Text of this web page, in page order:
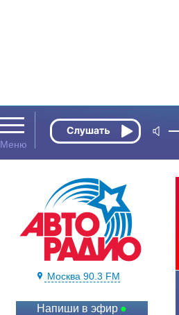
Москва 90.3 FM
Напиши в эфир